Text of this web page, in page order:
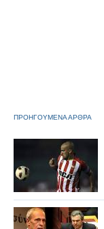
ΠΡΟΗΓΟΥΜΕΝΑ ΑΡΘΡΑ